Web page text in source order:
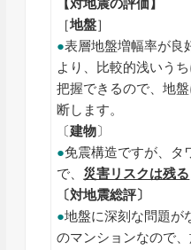
【対地震の評価】
［地盤］
●表層地盤増幅率が良
より、比較的浅いう
把握できるので、地
断します。
〔建物〕
●免震構造ですが、タ
で、 災害リスクは残る
〔対地震総評〕
●地盤に深刻な問題が
のマンションなので